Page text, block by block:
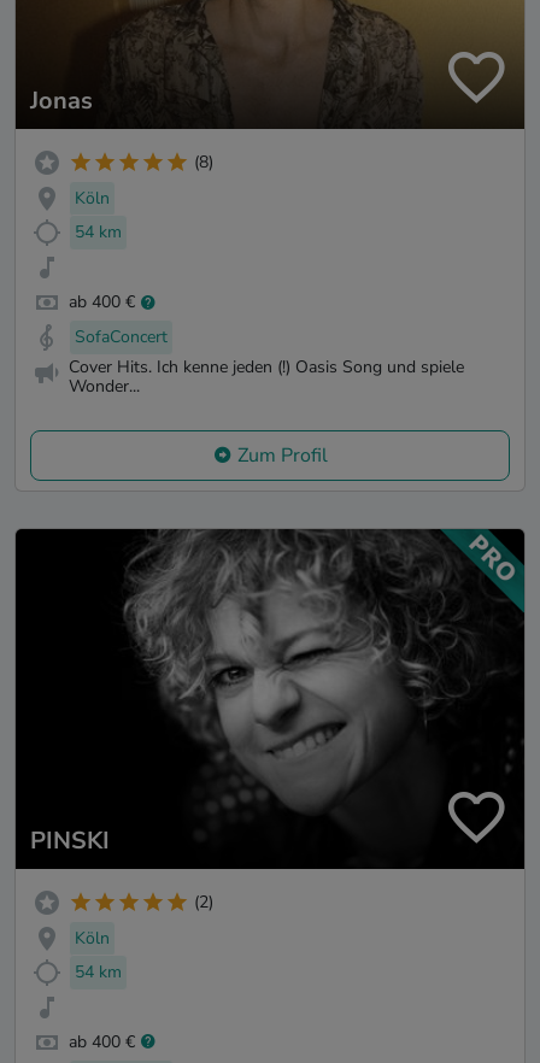
Jonas
(8)
Köln
54 km
ab 400 €
SofaConcert
Cover Hits. Ich kenne jeden (!) Oasis Song und spiele
Wonder...
Zum Profil
PINSKI
(2)
Köln
54 km
ab 400 €